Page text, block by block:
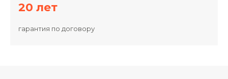
20 лет
гарантия по договору